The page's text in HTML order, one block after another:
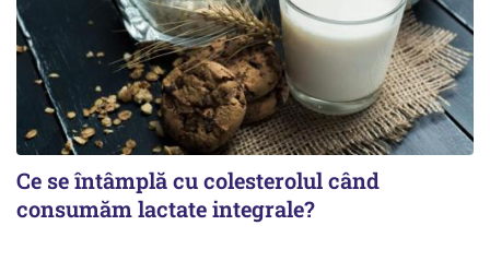
Ce se întâmplă cu colesterolul când
consumăm lactate integrale?